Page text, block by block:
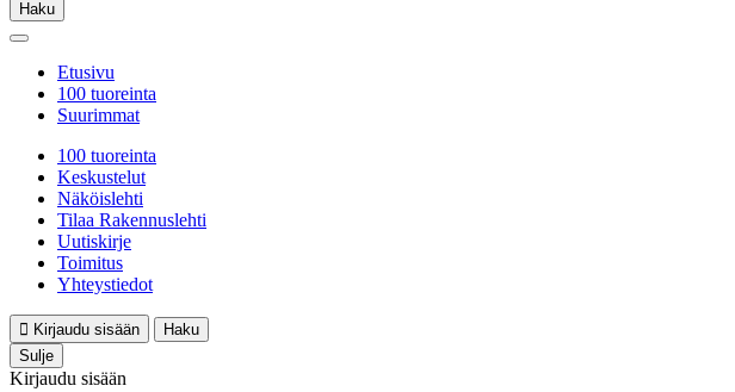
Haku
Etusivu
100 tuoreinta
Suurimmat
100 tuoreinta
Keskustelut
Näköislehti
Tilaa Rakennuslehti
Uutiskirje
Toimitus
Yhteystiedot
Kirjaudu sisään
Haku
Sulje
Kirjaudu sisään